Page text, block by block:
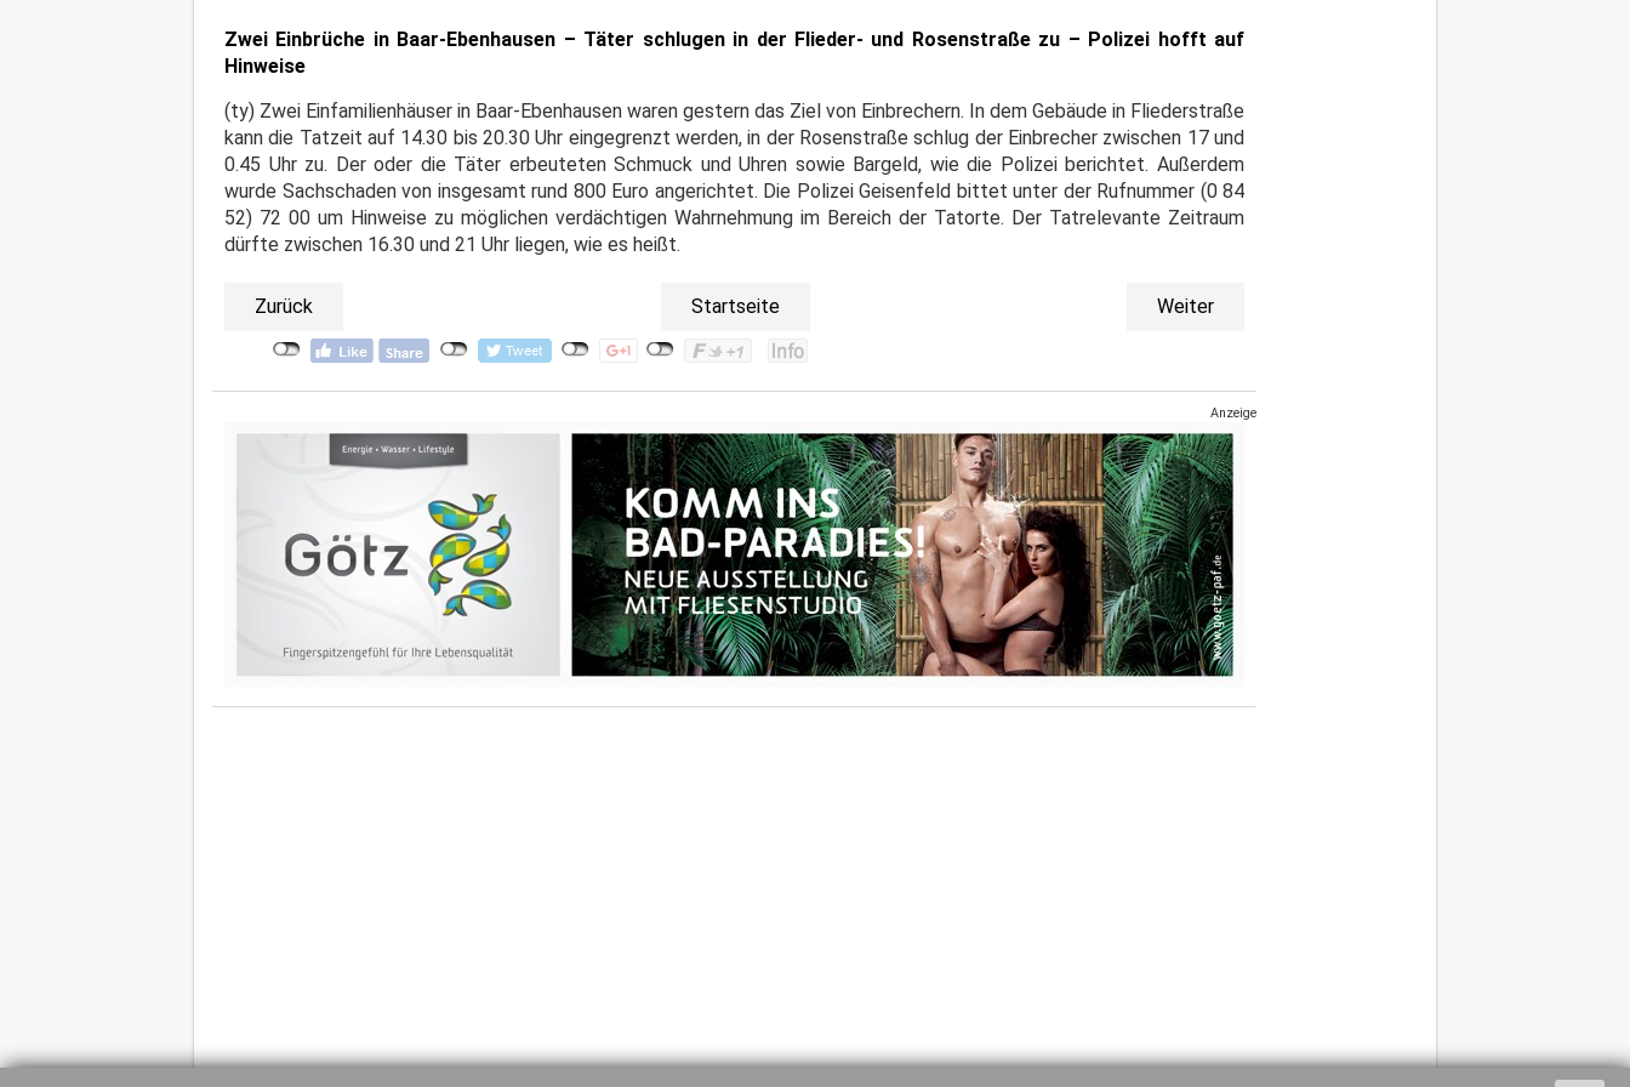
Zwei Einbrüche in Baar-Ebenhausen – Täter schlugen in der Flieder- und Rosenstraße zu – Polizei hofft auf
Hinweise
(ty) Zwei Einfamilienhäuser in Baar-Ebenhausen waren gestern das Ziel von Einbrechern. In dem Gebäude in Fliederstraße
kann die Tatzeit auf 14.30 bis 20.30 Uhr eingegrenzt werden, in der Rosenstraße schlug der Einbrecher zwischen 17 und
0.45 Uhr zu. Der oder die Täter erbeuteten Schmuck und Uhren sowie Bargeld, wie die Polizei berichtet. Außerdem
wurde Sachschaden von insgesamt rund 800 Euro angerichtet. Die Polizei Geisenfeld bittet unter der Rufnummer (0 84
52) 72 00 um Hinweise zu möglichen verdächtigen Wahrnehmung im Bereich der Tatorte. Der Tatrelevante Zeitraum
dürfte zwischen 16.30 und 21 Uhr liegen, wie es heißt.
Zurück Startseite Weiter
Anzeige